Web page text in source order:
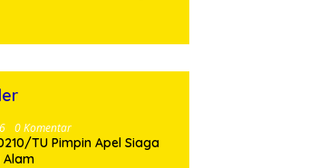
0 Komentar
TU Pimpin Apel Siaga
Alam